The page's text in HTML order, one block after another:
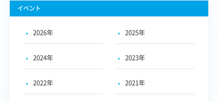
イベント
2026年 2025年
2024年 2023年
2022年 2021年